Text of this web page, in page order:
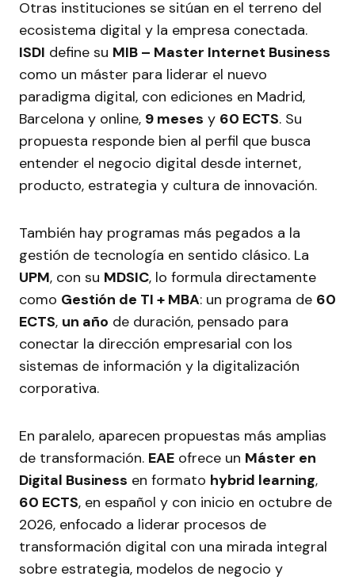
Otras instituciones se sitúan en el terreno del
ecosistema digital y la empresa conectada.
ISDI define su MIB – Master Internet Business
como un máster para liderar el nuevo
paradigma digital, con ediciones en Madrid,
Barcelona y online, 9 meses y 60 ECTS. Su
propuesta responde bien al perfil que busca
entender el negocio digital desde internet,
producto, estrategia y cultura de innovación.
También hay programas más pegados a la
gestión de tecnología en sentido clásico. La
UPM, con su MDSIC, lo formula directamente
como Gestión de TI + MBA: un programa de 60
ECTS, un año de duración, pensado para
conectar la dirección empresarial con los
sistemas de información y la digitalización
corporativa.
En paralelo, aparecen propuestas más amplias
de transformación. EAE ofrece un Máster en
Digital Business en formato hybrid learning,
60 ECTS, en español y con inicio en octubre de
2026, enfocado a liderar procesos de
transformación digital con una mirada integral
sobre estrategia, modelos de negocio y